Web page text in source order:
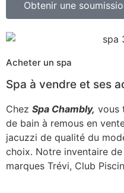
Obtenir une
Acheter un spa
Spa à vendre et ses
Chez Spa Chambly, vous
de bain à remous en
jacuzzi de qualité du
choix. Notre inventaire
marques Trévi, Club